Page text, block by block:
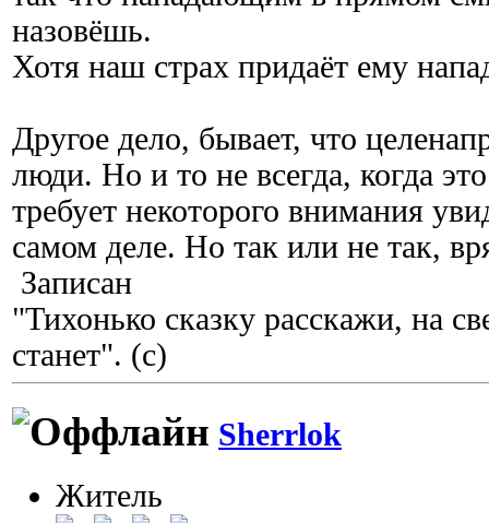
назовёшь.
Хотя наш страх придаёт ему
Другое дело, бывает, что
люди. Но и то не всегда, когда
требует некоторого внимания
самом деле. Но так или не так,
Записан
"Тихонько сказку расскажи, на
станет". (с)
Sherrlok
Житель